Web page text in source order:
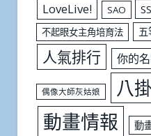
LoveLive! SAO
不起眼女主角培育法 五
人氣排行 你的
偶像大師灰姑娘 八
動畫情報 動